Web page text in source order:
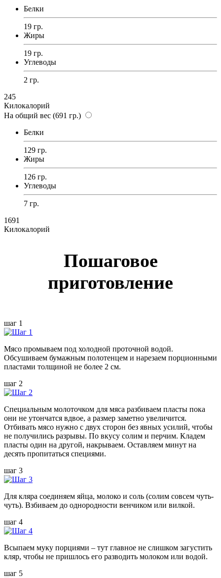
Белки
19 гр.
Жиры
19 гр.
Углеводы
2 гр.
245
Килокалорий
На общий вес (691 гр.)
Белки
129 гр.
Жиры
126 гр.
Углеводы
7 гр.
1691
Килокалорий
Пошаговое
приготовление
шаг 1
Мясо промываем под холодной проточной водой.
Обсушиваем бумажным полотенцем и нарезаем порционными
пластами толщиной не более 2 см.
шаг 2
Специальным молоточком для мяса разбиваем пласты пока
они не утончатся вдвое, а размер заметно увеличится.
Отбивать мясо нужно с двух сторон без явных усилий, чтобы
не получились разрывы. По вкусу солим и перчим. Кладем
пласты один на другой, накрываем. Оставляем минут на
десять пропитаться специями.
шаг 3
Для кляра соединяем яйца, молоко и соль (солим совсем чуть-
чуть). Взбиваем до однородности венчиком или вилкой.
шаг 4
Всыпаем муку порциями – тут главное не слишком загустить
кляр, чтобы не пришлось его разводить молоком или водой.
шаг 5